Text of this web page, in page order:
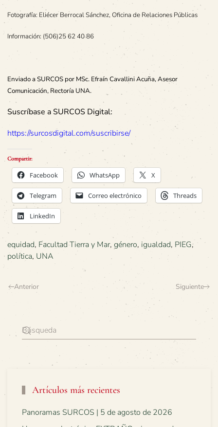
Fotografía: Eliécer Berrocal Sánchez, Oficina de Relaciones Públicas
Información: (506)25 62 40 86
Enviado a SURCOS por MSc. Efraín Cavallini Acuña, Asesor
Comunicación, Rectoría UNA.
Suscríbase a SURCOS Digital:
https://surcosdigital.com/suscribirse/
Compartir:
Facebook WhatsApp X
Telegram Correo electrónico Threads
LinkedIn
equidad, Facultad Tierra y Mar, género, igualdad, PIEG,
política, UNA
Anterior Siguiente
Artículos más recientes
Panoramas SURCOS | 5 de agosto de 2026